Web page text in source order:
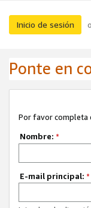
Inicio de sesión o
Ponte en
Por favor completa
Nombre: *
E-mail principal: *